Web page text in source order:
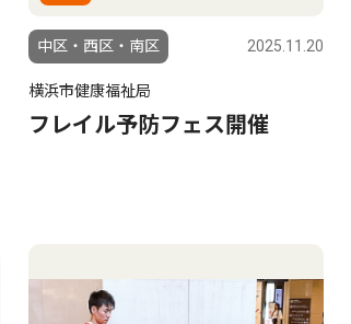
中区・西区・南区 2025.11.20
横浜市健康福祉局
フレイル予防フェス開催